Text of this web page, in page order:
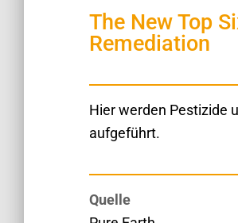
The New Top
Remediation
Hier werden Pestizide
aufgeführt.
Quelle